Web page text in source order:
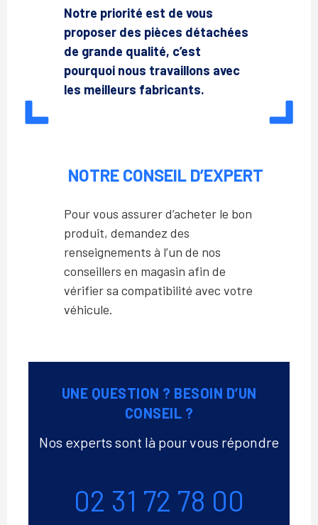
Notre priorité est de vous
proposer des pièces détachées
de grande qualité, c’est
pourquoi nous travaillons avec
les meilleurs fabricants.
NOTRE CONSEIL D’EXPERT
Pour vous assurer d’acheter le bon
produit, demandez des
renseignements à l’un de nos
conseillers en magasin afin de
vérifier sa compatibilité avec votre
véhicule.
UNE QUESTION ? BESOIN D’UN
CONSEIL ?
Nos experts sont là pour vous répondre
02 31 72 78 00